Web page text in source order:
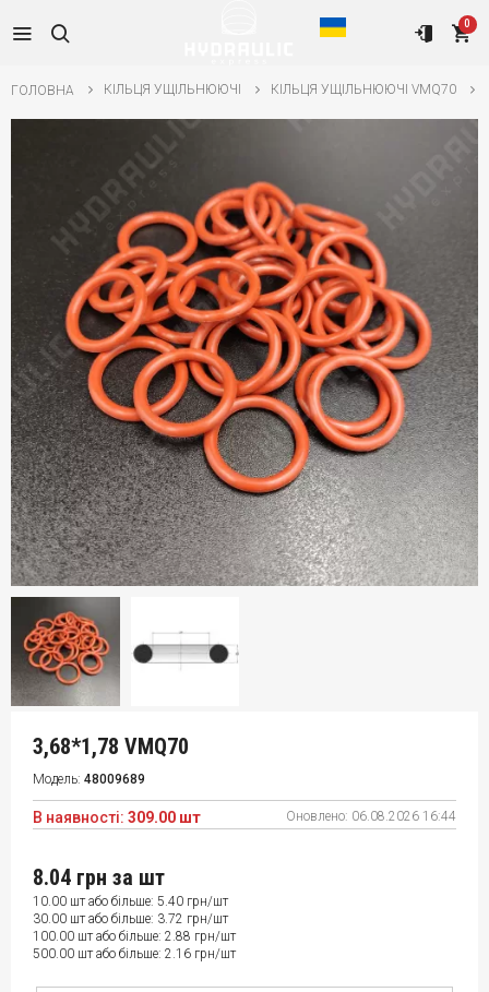
0
ГОЛОВНА КІЛЬЦЯ УЩІЛЬНЮЮЧІ КІЛЬЦЯ УЩІЛЬНЮЮЧІ VMQ70
3,68*1,78 VMQ70
Модель: 48009689
В наявності: 309.00 шт Оновлено: 06.08.2026 16:44
8.04 грн за шт
10.00 шт або більше: 5.40 грн/шт
30.00 шт або більше: 3.72 грн/шт
100.00 шт або більше: 2.88 грн/шт
500.00 шт або більше: 2.16 грн/шт